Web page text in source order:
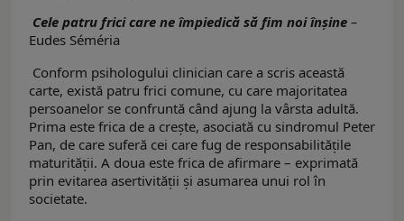
Cele patru frici care ne împiedică să fim noi înșine –
Eudes Séméria
Conform psihologului clinician care a scris această
carte, există patru frici comune, cu care majoritatea
persoanelor se confruntă când ajung la vârsta adultă.
Prima este frica de a crește, asociată cu sindromul Peter
Pan, de care suferă cei care fug de responsabilitățile
maturității. A doua este frica de afirmare – exprimată
prin evitarea asertivității și asumarea unui rol în
societate.